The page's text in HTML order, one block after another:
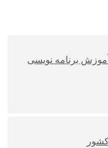
برنامه نویسی